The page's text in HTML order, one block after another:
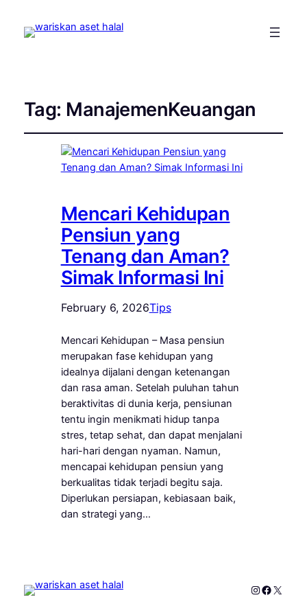
Tag: ManajemenKeuangan
Mencari Kehidupan
Pensiun yang
Tenang dan Aman?
Simak Informasi Ini
February 6, 2026Tips
Mencari Kehidupan – Masa pensiun
merupakan fase kehidupan yang
idealnya dijalani dengan ketenangan
dan rasa aman. Setelah puluhan tahun
beraktivitas di dunia kerja, pensiunan
tentu ingin menikmati hidup tanpa
stres, tetap sehat, dan dapat menjalani
hari-hari dengan nyaman. Namun,
mencapai kehidupan pensiun yang
berkualitas tidak terjadi begitu saja.
Diperlukan persiapan, kebiasaan baik,
dan strategi yang…
Instagram
X